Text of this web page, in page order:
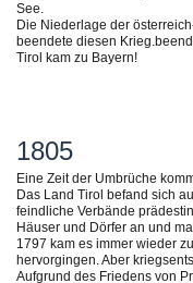
See.
Die Niederlage der
beendete diesen
Tirol kam zu Bayern!
1805
Eine Zeit der Umbrüche
Das Land Tirol befand sich
feindliche Verbände
Häuser und Dörfer an und
1797 kam es immer wieder
hervorgingen. Aber
Aufgrund des Friedens von